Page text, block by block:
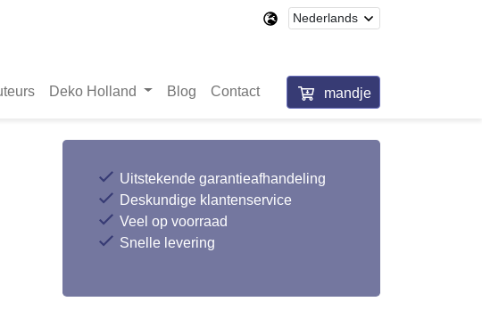
Deko Holland Blog Contact mandje
Uitstekende garantieafhandeling
Deskundige klantenservice
Veel op voorraad
Snelle levering